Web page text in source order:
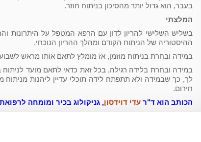
בעבר, הוא גדול יותר מהסיכון בניתוח חוזר.
המלצתי
בשליש השלישי להריון לדון עם הרפא המטפל על היתרונות
ההיסטוריה של הניתוח הקודם ומהלך ההריון הנוכחי.
במידה ובחרת בניתוח מוזמן, אז מומלץ לתאם אותו מראש לשבוע 38+3 עד
לך, כך שבמידה ולא תתפתח לידה תוכלי עדיין ליהנות מניתוח
חירום.
הכותב הוא ד"ר עדי דוידסון, גניקולוג בכיר ומומחה